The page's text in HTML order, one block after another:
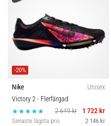
-20%
Nike
Unisex
Victory 2- Flerfärgad
2 649 kr
1 722 kr
Senaste lägsta pris 2 146 kr